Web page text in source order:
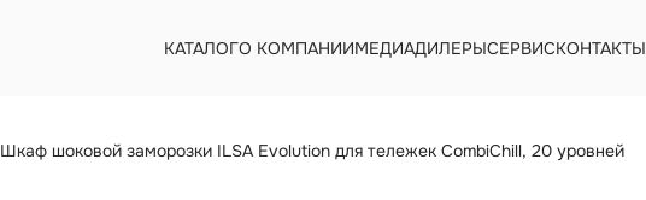
КАТАЛОГО КОМПАНИИМЕДИАДИЛЕРЫСЕРВИСКОНТАКТЫ
Шкаф шоковой заморозки ILSA Evolution для тележек CombiChill, 20 уровней